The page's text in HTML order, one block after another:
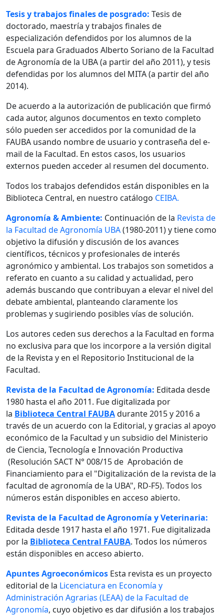
Tesis y trabajos finales de posgrado: Tesis de
doctorado, maestría y trabajos finales de
especialización defendidos por los alumnos de la
Escuela para Graduados Alberto Soriano de la Facultad
de Agronomía de la UBA (a partir del año 2011), y tesis
defendidas por los alumnos del MITA (a partir del año
2014).
De acuerdo a la autorización de publicación que firmó
cada autor, algunos documentos en texto completo
sólo pueden ser accedidos por la comunidad de la
FAUBA usando nombre de usuario y contraseña del e-
mail de la Facultad. En estos casos, los usuarios
externos pueden acceder al resumen del documento.
Todos los trabajos defendidos están disponibles en la
Biblioteca Central, en nuestro catálogo CEIBA.
Agronomía & Ambiente: Continuación de la Revista de
la Facultad de Agronomía UBA(1980-2011) y tiene como
objetivo la difusión y discusión de los avances
científicos, técnicos y profesionales de interés
agronómico y ambiental. Los trabajos son sometidos a
referato en cuanto a su calidad y actualidad, pero
además buscando que contribuyan a elevar el nivel del
debate ambiental, planteando claramente los
problemas y sugiriendo posibles vías de solución.
Los autores ceden sus derechos a la Facultad en forma
no exclusiva para que los incorpore a la versión digital
de la Revista y en el Repositorio Institucional de la
Facultad.
Revista de la Facultad de Agronomía: Editada desde
1980 hasta el año 2011. Fue digitalizada por
la Biblioteca Central FAUBAdurante 2015 y 2016 a
través de un acuerdo con la Editorial, y gracias al apoyo
económico de la Facultad y un subsidio del Ministerio
de Ciencia, Tecnología e Innovación Productiva
(Resolución SACT N° 008/15 de Aprobación de
Financiamiento para el "Digitalización de la revista de la
facultad de agronomía de la UBA", RD-F5). Todos los
números están disponibles en acceso abierto.
Revista de la Facultad de Agronomía y Veterinaria:
Editada desde 1917 hasta el año 1971. Fue digitalizada
por la Biblioteca Central FAUBA. Todos los números
están disponibles en acceso abierto.
Apuntes Agroeconómicos Esta revista es un proyecto
editorial de la Licenciatura en Economía y
Administración Agrarias (LEAA) de la Facultad de
Agronomía, cuyo objetivo es dar difusión a los trabajos